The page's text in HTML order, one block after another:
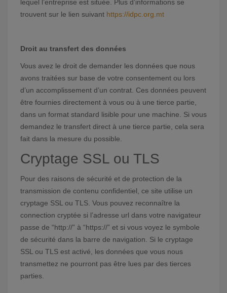
lequel l’entreprise est située. Plus d’informations se
trouvent sur le lien suivant https://idpc.org.mt
Droit au transfert des données
Vous avez le droit de demander les données que nous
avons traitées sur base de votre consentement ou lors
d’un accomplissement d’un contrat. Ces données peuvent
être fournies directement à vous ou à une tierce partie,
dans un format standard lisible pour une machine. Si vous
demandez le transfert direct à une tierce partie, cela sera
fait dans la mesure du possible.
Cryptage SSL ou TLS
Pour des raisons de sécurité et de protection de la
transmission de contenu confidentiel, ce site utilise un
cryptage SSL ou TLS. Vous pouvez reconnaître la
connection cryptée si l’adresse url dans votre navigateur
passe de “http://” à “https://” et si vous voyez le symbole
de sécurité dans la barre de navigation. Si le cryptage
SSL ou TLS est activé, les données que vous nous
transmettez ne pourront pas être lues par des tierces
parties.